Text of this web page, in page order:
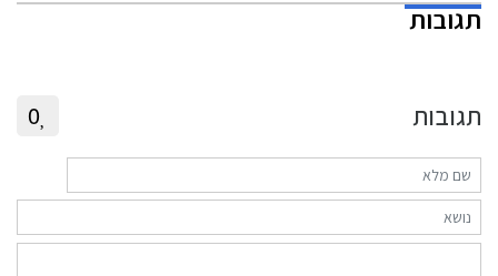
תגובות
תגובות 0